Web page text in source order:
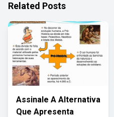
Related Posts
Assinale A Alternativa
Que Apresenta